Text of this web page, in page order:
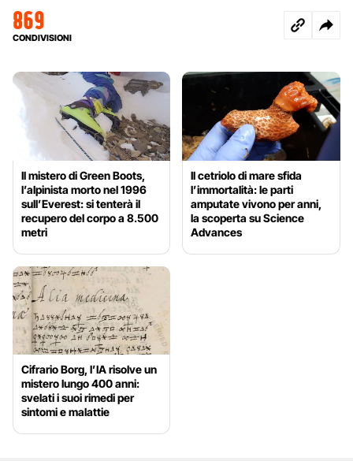
869
CONDIVISIONI
Il mistero di Green Boots,
l’alpinista morto nel 1996
sull’Everest: si tenterà il
recupero del corpo a 8.500
metri
Il cetriolo di mare sfida
l’immortalità: le parti
amputate vivono per anni,
la scoperta su Science
Advances
Cifrario Borg, l’IA risolve un
mistero lungo 400 anni:
svelati i suoi rimedi per
sintomi e malattie